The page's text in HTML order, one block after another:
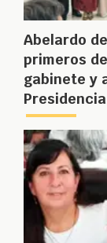
Abelardo
primeros
gabinete y
Presidencia